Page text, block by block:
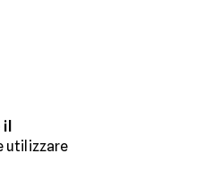
utilizzare